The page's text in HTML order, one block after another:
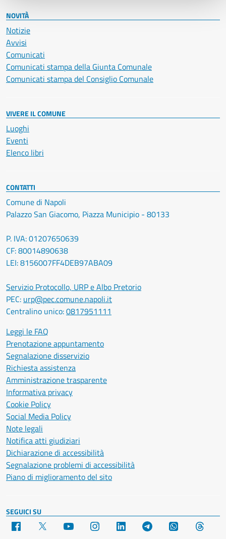
NOVITÀ
Notizie
Avvisi
Comunicati
Comunicati stampa della Giunta Comunale
Comunicati stampa del Consiglio Comunale
VIVERE IL COMUNE
Luoghi
Eventi
Elenco libri
CONTATTI
Comune di Napoli
Palazzo San Giacomo, Piazza Municipio - 80133
P. IVA: 01207650639
CF: 80014890638
LEI: 8156007FF4DEB97ABA09
Servizio Protocollo, URP e Albo Pretorio
PEC: urp@pec.comune.napoli.it
Centralino unico:0817951111
Leggi le FAQ
Prenotazione appuntamento
Segnalazione disservizio
Richiesta assistenza
Amministrazione trasparente
Informativa privacy
Cookie Policy
Social Media Policy
Note legali
Notifica atti giudiziari
Dichiarazione di accessibilità
Segnalazione problemi di accessibilità
Piano di miglioramento del sito
SEGUICI SU
Facebook YouTube Instagram LinkedIn Telegram WhatsApp